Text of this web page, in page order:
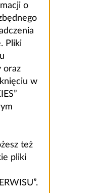
o
Pliki
oraz
w
też
pliki